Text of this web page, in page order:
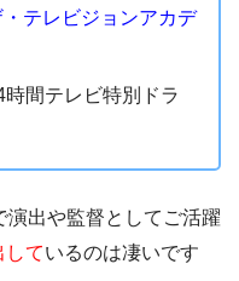
・テレビジョンアカデ
間テレビ特別ドラ
出や監督としてご活躍
しているのは凄いです